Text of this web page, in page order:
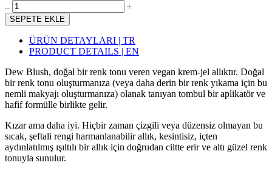
SEPETE EKLE
ÜRÜN DETAYLARI | TR
PRODUCT DETAILS | EN
Dew Blush, doğal bir renk tonu veren vegan krem-jel allıktır. Doğal
bir renk tonu oluşturmanıza (veya daha derin bir renk yıkama için bu
nemli makyajı oluşturmanıza) olanak tanıyan tombul bir aplikatör ve
hafif formülle birlikte gelir.
Kızar ama daha iyi. Hiçbir zaman çizgili veya düzensiz olmayan bu
sıcak, şeftali rengi harmanlanabilir allık, kesintisiz, içten
aydınlatılmış ışıltılı bir allık için doğrudan ciltte erir ve altı güzel renk
tonuyla sunulur.